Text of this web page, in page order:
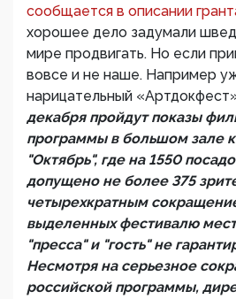
сообщается в описании
хорошее дело задумали
мире продвигать. Но если
вовсе и не наше. Например
нарицательный
декабря пройдут показы
программы в большом зале
"Октябрь", где на 1550
допущено не более 375
четырехкратным
выделенных фестивалю
"пресса" и "гость" не
Несмотря на серьезное
российской программы,